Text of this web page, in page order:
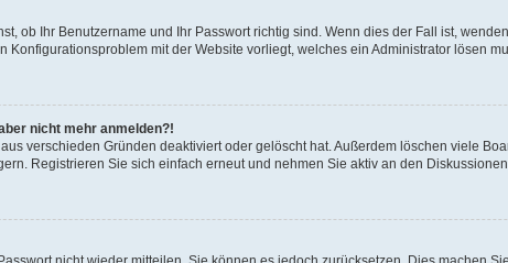
ob Ihr Benutzername und Ihr Passwort richtig sind. Wenn dies der Fall ist,
mit der Website vorliegt, welches ein Administrator lösen
nicht mehr anmelden?!
verschieden Gründen deaktiviert oder gelöscht hat. Außerdem löschen viele
Registrieren Sie sich einfach erneut und nehmen Sie aktiv an den